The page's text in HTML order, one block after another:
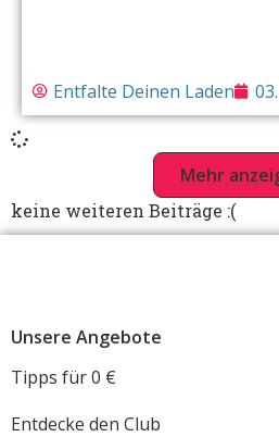
Entfalte Deinen Laden
Mehr
keine weiteren Beiträge :(
Unsere Angebote
Tipps für 0 €
Entdecke den Club